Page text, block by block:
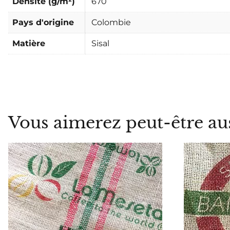
Pays d'origine Colombie
Matière Sisal
Vous aimerez peut-être
ME PRÉVENIR